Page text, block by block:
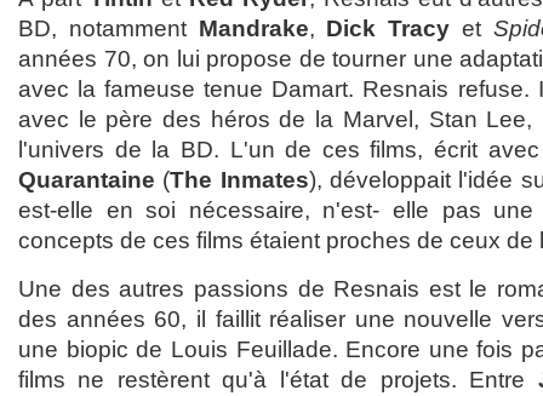
BD, notamment Mandrake, Dick Tracy et
années 70, on lui propose de tourner une
avec la fameuse tenue Damart. Resnais refuse.
avec le père des héros de la Marvel, Stan Lee,
l'univers de la BD. L'un de ces films, écrit
Quarantaine (The Inmates), développait l'idée
est-elle en soi nécessaire, n'est- elle pas une
concepts de ces films étaient proches de ceux de
Une des autres passions de Resnais est le
des années 60, il faillit réaliser une nouvelle
une biopic de Louis Feuillade. Encore une fois
films ne restèrent qu'à l'état de projets. Entre